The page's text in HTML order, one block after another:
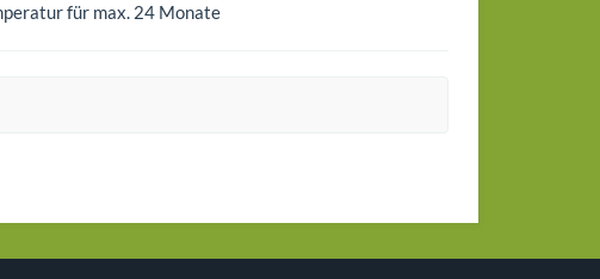
für max. 24 Monate